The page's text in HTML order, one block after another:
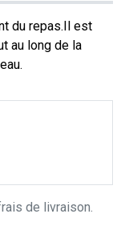
du repas.Il est
au long de la
de livraison.